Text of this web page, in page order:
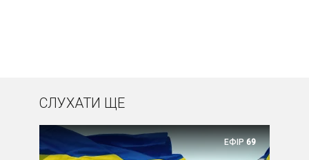
СЛУХАТИ ЩЕ
ЕФІР 69